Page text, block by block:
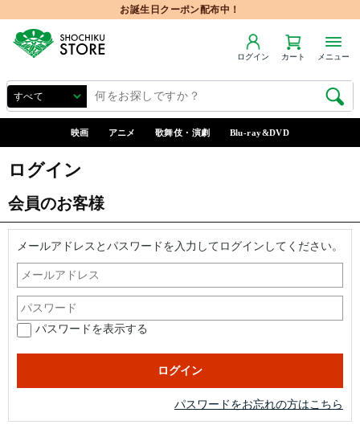
お誕生日クーポン配布中！
ログイン カート メニュー
映画 アニメ 歌舞伎・演劇 Blu-ray&DVD
ログイン
会員のお客様
メールアドレスとパスワードを入力してログインしてください。
パスワードを表示する
パスワードをお忘れの方はこちら